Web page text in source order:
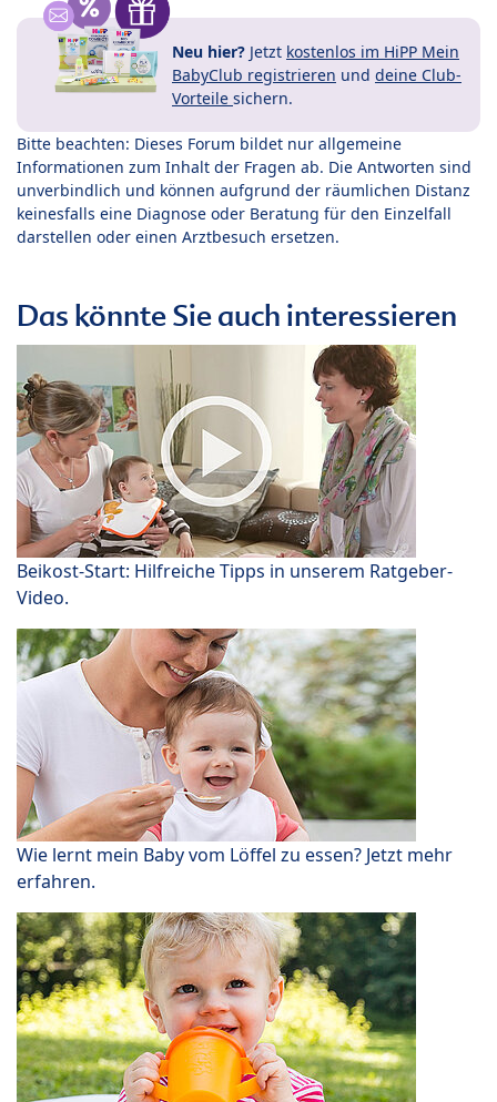
Neu hier? Jetzt kostenlos im HiPP Mein
BabyClub registrieren und deine Club-
Vorteile sichern.
Bitte beachten: Dieses Forum bildet nur allgemeine
Informationen zum Inhalt der Fragen ab. Die Antworten sind
unverbindlich und können aufgrund der räumlichen Distanz
keinesfalls eine Diagnose oder Beratung für den Einzelfall
darstellen oder einen Arztbesuch ersetzen.
Das könnte Sie auch interessieren
Beikost-Start: Hilfreiche Tipps in unserem Ratgeber-
Video.
Wie lernt mein Baby vom Löffel zu essen? Jetzt mehr
erfahren.